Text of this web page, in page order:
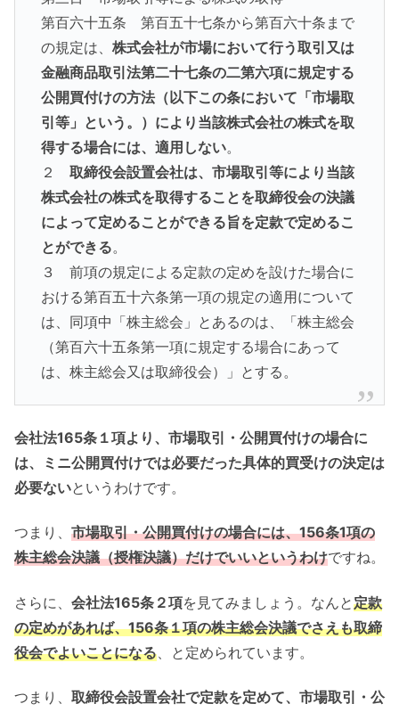
第百六十五条 第百五十七条から第百六十条まで
の規定は、 株式会社が市場において行う取引又は
金融商品取引法第二十七条の二第六項に規定する
公開買付けの方法（以下この条において「市場取
引等」という。）により当該株式会社の株式を取
得する場合には、適用しない。
２ 取締役会設置会社は、市場取引等により当該
株式会社の株式を取得することを取締役会の決議
によって定めることができる旨を定款で定めるこ
とができる。
３ 前項の規定による定款の定めを設けた場合に
おける第百五十六条第一項の規定の適用について
は、同項中「株主総会」とあるのは、「株主総会
（第百六十五条第一項に規定する場合にあって
は、株主総会又は取締役会）」とする。
会社法165条１項より、市場取引・公開買付けの場合に
は、ミニ公開買付けでは必要だった具体的買受けの決定は
必要ないというわけです。
つまり、 市場取引・公開買付けの場合には、156条1項の
株主総会決議（授権決議）だけでいいというわけですね。
さらに、 会社法165条２項を見てみましょう。なんと定款
の定めがあれば、156条１項の株主総会決議でさえも取締
役会でよいことになる 、と定められています。
つまり、 取締役会設置会社で定款を定めて、市場取引・公